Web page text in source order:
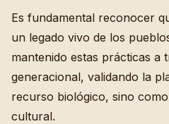
Es fundamental reconocer
un legado vivo de los
mantenido estas prácticas a
generacional, validando la
recurso biológico, sino
cultural.